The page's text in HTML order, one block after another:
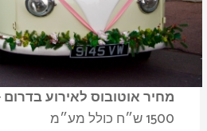
מחיר אוטובוס לאירוע בדרום
1500 ש״ח כולל מע״מ